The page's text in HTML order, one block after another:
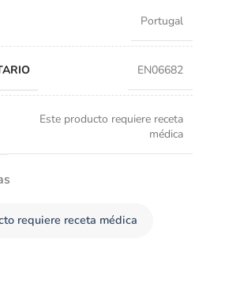
Portugal
EN06682
Este producto requiere receta
médica
requiere receta médica